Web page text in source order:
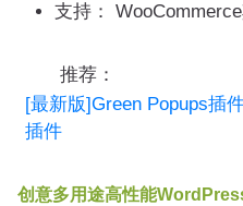
支持：
推荐：
[最新版]Green Popups插
插件
创意多用途高性能